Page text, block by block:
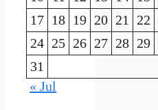
17 18 19 20 21 22
24 25 26 27 28 29
31
« Jul